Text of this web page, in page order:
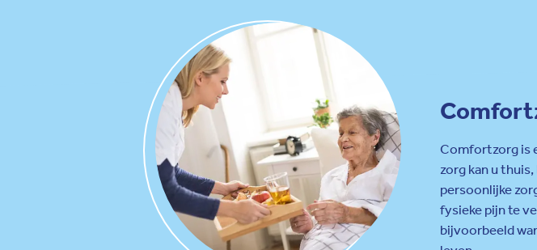
Comfortzorg is
zorg kan u
persoonlijke
fysieke pijn te
bijvoorbeeld